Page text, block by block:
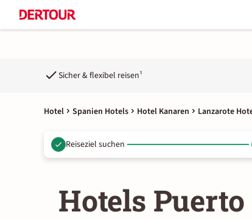
Sicher & flexibel reisen¹
Hotel Spanien Hotels Hotel Kanaren Lanzarote
Reiseziel suchen
Hotels